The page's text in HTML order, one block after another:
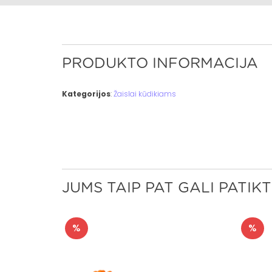
PRODUKTO INFORMACIJA
Kategorijos:Žaislai kūdikiams
JUMS TAIP PAT GALI
% %